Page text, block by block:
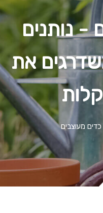
- נותנים
את
כדים מעוצבים